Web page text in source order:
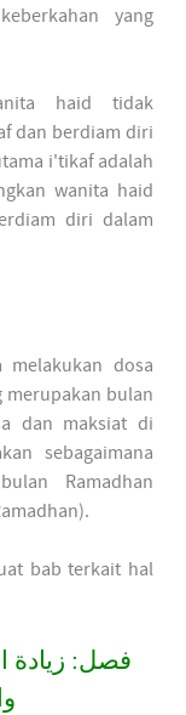
yang
haid tidak
dan berdiam diri
i'tikaf adalah
wanita haid
diri dalam
melakukan dosa
merupakan bulan
dan maksiat di
sebagaimana
Ramadhan
bab terkait hal
فصل: زيادة